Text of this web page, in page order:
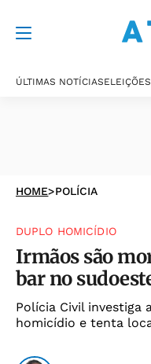
ÚLTIMAS NOTÍCIAS
HOME>POLÍCIA
DUPLO HOMICÍDIO
Irmãos são
bar no
Polícia Civil investiga
homicídio e tenta